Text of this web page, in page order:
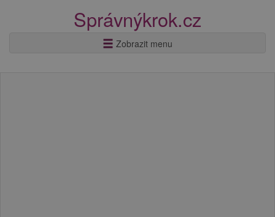
Správnýkrok.cz
Zobrazit menu